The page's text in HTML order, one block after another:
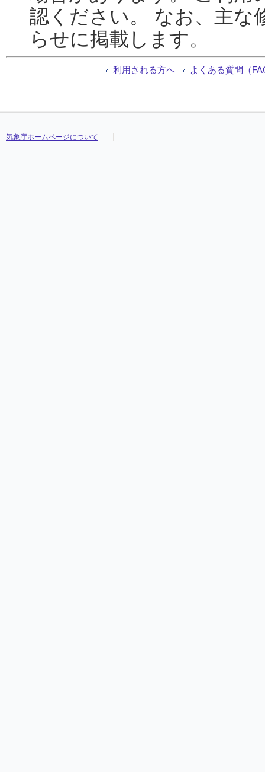
認ください。 なお、主な
らせに掲載します。
利用される方へ よくある質問（
気象庁ホームページについて